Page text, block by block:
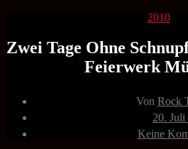
2010
Zwei Tage Ohne
Feierwerk
Beitragsautor
Von Rock
20. Juli
Keine